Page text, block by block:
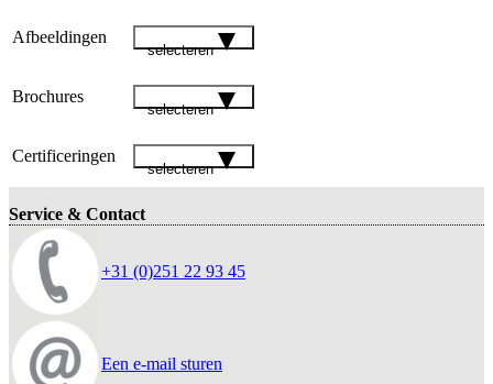
Afbeeldingen
selecteren
Brochures
selecteren
Certificeringen
selecteren
Service & Contact
+31 (0)251 22 93 45
Een e-mail sturen